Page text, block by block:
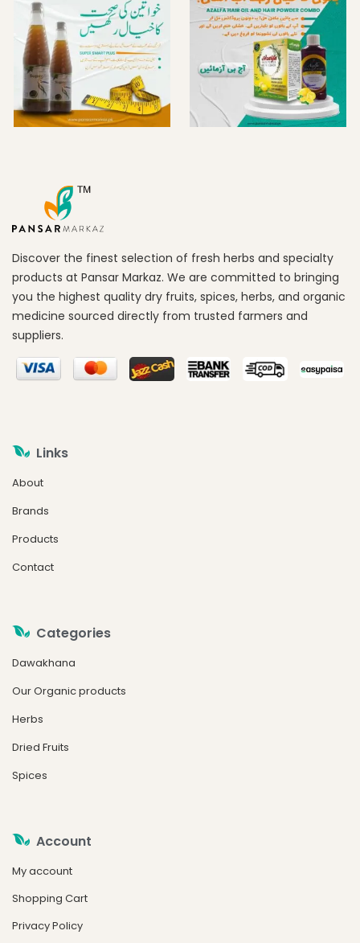
Discover the finest selection of fresh herbs and specialty
products at Pansar Markaz. We are committed to bringing
you the highest quality dry fruits, spices, herbs, and organic
medicine sourced directly from trusted farmers and
suppliers.
Links
About
Brands
Products
Contact
Categories
Dawakhana
Our Organic products
Herbs
Dried Fruits
Spices
Account
My account
Shopping Cart
Privacy Policy